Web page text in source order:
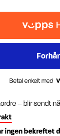
Betal enkelt med
– blir sendt
ingen bekreftet